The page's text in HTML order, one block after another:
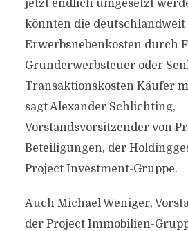
jetzt endlich umgesetzt
könnten die deutschlandweit
Erwerbsnebenkosten durch
Grunderwerbsteuer oder
Transaktionskosten Käufer
sagt Alexander Schlichting,
Vorstandsvorsitzender von
Beteiligungen, der
Project Investment-Gruppe.
Auch Michael Weniger,
der Project Immobilien-